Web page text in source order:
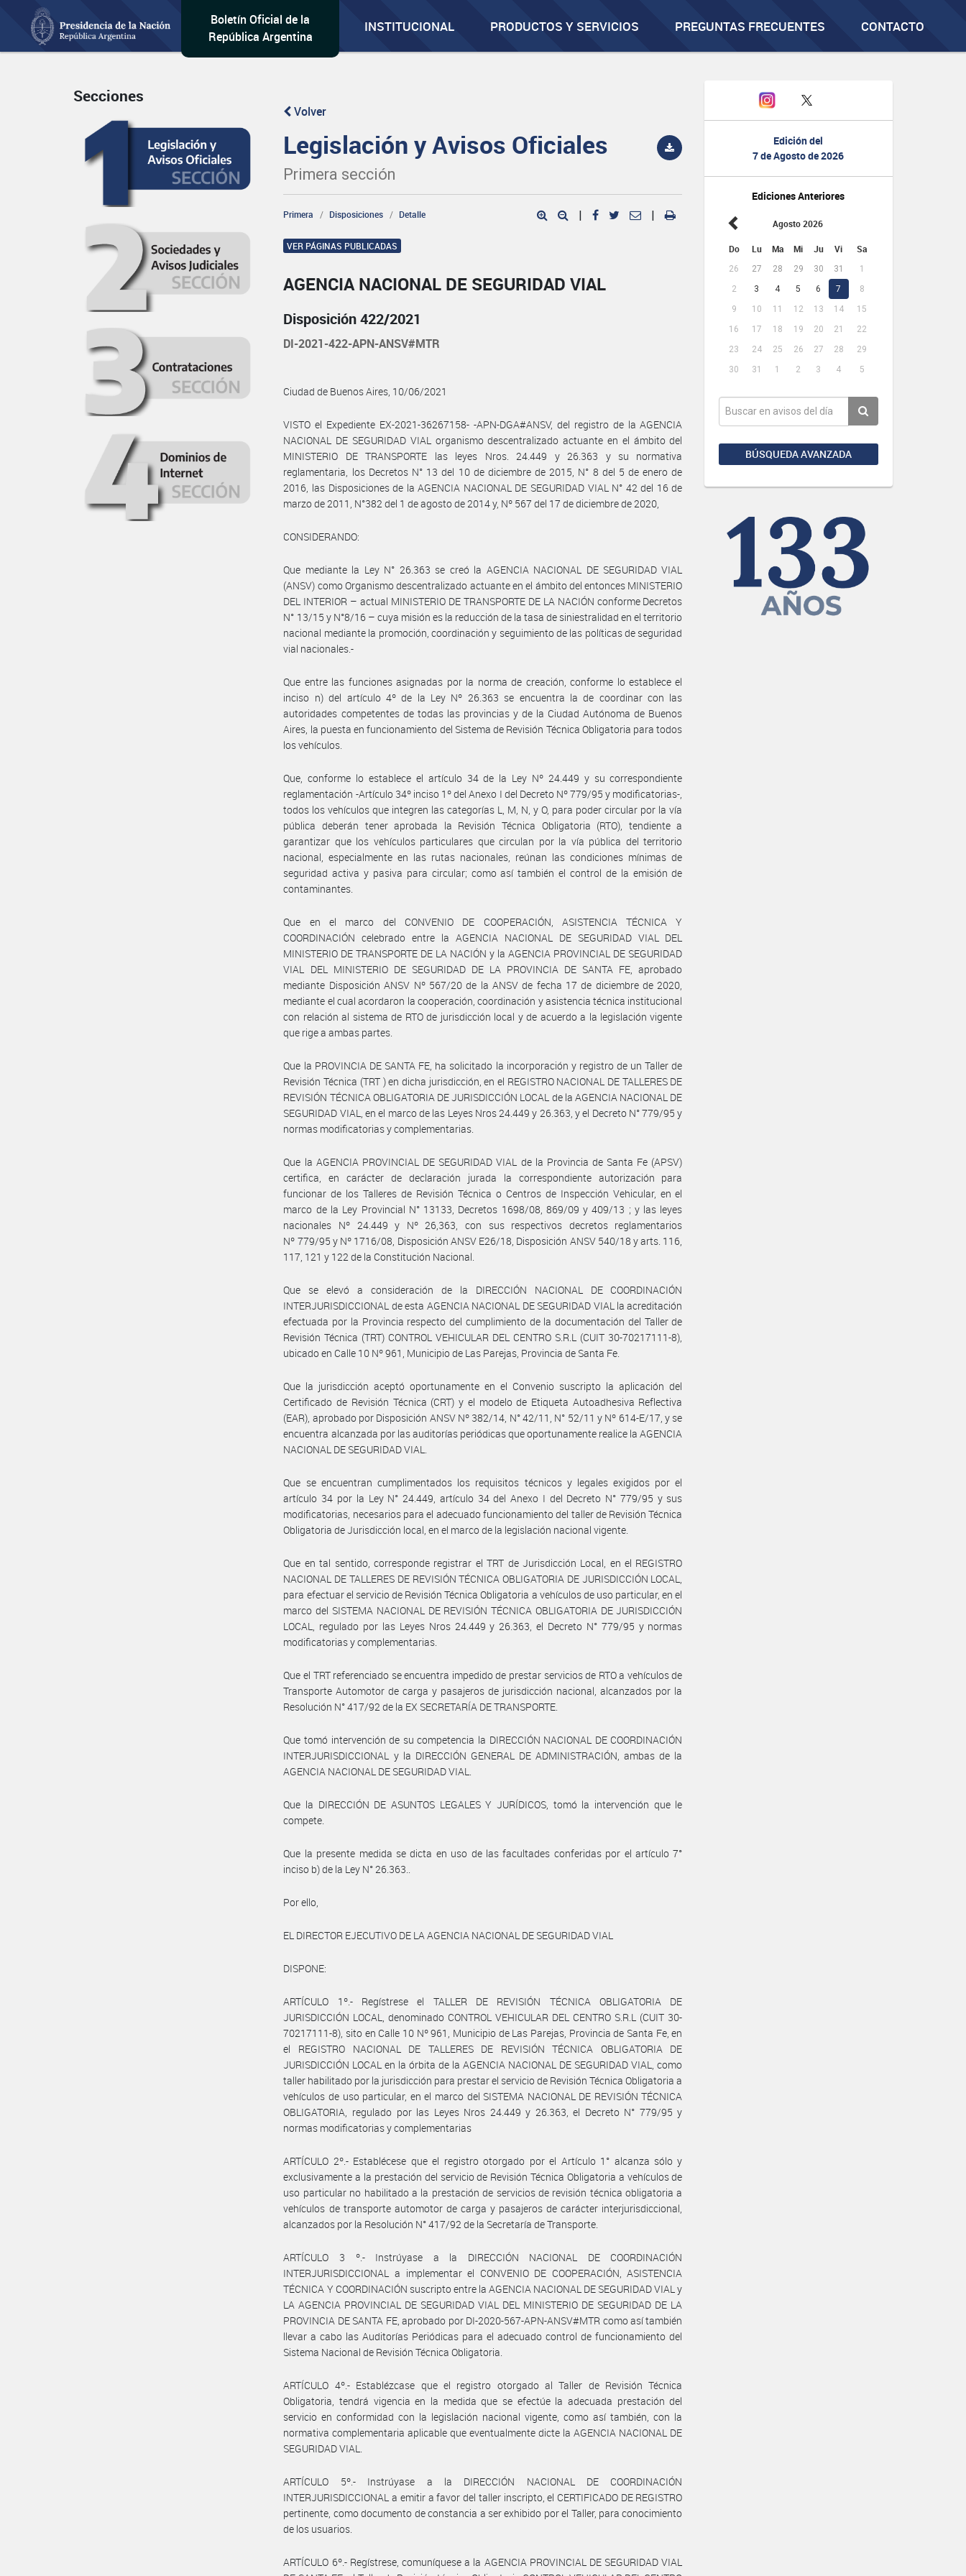
Boletín Oficial de la
República Argentina
INSTITUCIONAL PRODUCTOS Y SERVICIOS PREGUNTAS FRECUENTES CONTACTO
Edición del
7 de Agosto de 2026
Ediciones Anteriores
Agosto 2026
Do Lu Ma Mi Ju Vi Sa
26 27 28 29 30 31
1
2
3 4 5 6 7
8
9
10 11 12 13 14
15
16
17 18 19 20 21
22
23
24 25 26 27 28
29
30
31 1 2 3 4 5
BÚSQUEDA AVANZADA
Secciones
Volver
Legislación y Avisos Oficiales
Primera sección
Primera Disposiciones Detalle | |
VER PÁGINAS PUBLICADAS
AGENCIA NACIONAL DE SEGURIDAD VIAL
Disposición 422/2021
DI-2021-422-APN-ANSV#MTR
Ciudad de Buenos Aires, 10/06/2021
VISTO el Expediente EX-2021-36267158- -APN-DGA#ANSV, del registro de la AGENCIA
NACIONAL DE SEGURIDAD VIAL organismo descentralizado actuante en el ámbito del
MINISTERIO DE TRANSPORTE las leyes Nros. 24.449 y 26.363 y su normativa
reglamentaria, los Decretos N° 13 del 10 de diciembre de 2015, N° 8 del 5 de enero de
2016, las Disposiciones de la AGENCIA NACIONAL DE SEGURIDAD VIAL N° 42 del 16 de
marzo de 2011, N°382 del 1 de agosto de 2014 y, Nº 567 del 17 de diciembre de 2020,
CONSIDERANDO:
Que mediante la Ley N° 26.363 se creó la AGENCIA NACIONAL DE SEGURIDAD VIAL
(ANSV) como Organismo descentralizado actuante en el ámbito del entonces MINISTERIO
DEL INTERIOR – actual MINISTERIO DE TRANSPORTE DE LA NACIÓN conforme Decretos
N° 13/15 y N°8/16 – cuya misión es la reducción de la tasa de siniestralidad en el territorio
nacional mediante la promoción, coordinación y seguimiento de las políticas de seguridad
vial nacionales.-
Que entre las funciones asignadas por la norma de creación, conforme lo establece el
inciso n) del artículo 4º de la Ley Nº 26.363 se encuentra la de coordinar con las
autoridades competentes de todas las provincias y de la Ciudad Autónoma de Buenos
Aires, la puesta en funcionamiento del Sistema de Revisión Técnica Obligatoria para todos
los vehículos.
Que, conforme lo establece el artículo 34 de la Ley Nº 24.449 y su correspondiente
reglamentación -Artículo 34º inciso 1º del Anexo I del Decreto Nº 779/95 y modificatorias-,
todos los vehículos que integren las categorías L, M, N, y O, para poder circular por la vía
pública deberán tener aprobada la Revisión Técnica Obligatoria (RTO), tendiente a
garantizar que los vehículos particulares que circulan por la vía pública del territorio
nacional, especialmente en las rutas nacionales, reúnan las condiciones mínimas de
seguridad activa y pasiva para circular; como así también el control de la emisión de
contaminantes.
Que en el marco del CONVENIO DE COOPERACIÓN, ASISTENCIA TÉCNICA Y
COORDINACIÓN celebrado entre la AGENCIA NACIONAL DE SEGURIDAD VIAL DEL
MINISTERIO DE TRANSPORTE DE LA NACIÓN y la AGENCIA PROVINCIAL DE SEGURIDAD
VIAL DEL MINISTERIO DE SEGURIDAD DE LA PROVINCIA DE SANTA FE, aprobado
mediante Disposición ANSV Nº 567/20 de la ANSV de fecha 17 de diciembre de 2020,
mediante el cual acordaron la cooperación, coordinación y asistencia técnica institucional
con relación al sistema de RTO de jurisdicción local y de acuerdo a la legislación vigente
que rige a ambas partes.
Que la PROVINCIA DE SANTA FE, ha solicitado la incorporación y registro de un Taller de
Revisión Técnica (TRT ) en dicha jurisdicción, en el REGISTRO NACIONAL DE TALLERES DE
REVISIÓN TÉCNICA OBLIGATORIA DE JURISDICCIÓN LOCAL de la AGENCIA NACIONAL DE
SEGURIDAD VIAL, en el marco de las Leyes Nros 24.449 y 26.363, y el Decreto N° 779/95 y
normas modificatorias y complementarias.
Que la AGENCIA PROVINCIAL DE SEGURIDAD VIAL de la Provincia de Santa Fe (APSV)
certifica, en carácter de declaración jurada la correspondiente autorización para
funcionar de los Talleres de Revisión Técnica o Centros de Inspección Vehicular, en el
marco de la Ley Provincial N° 13133, Decretos 1698/08, 869/09 y 409/13 ; y las leyes
nacionales Nº 24.449 y Nº 26,363, con sus respectivos decretos reglamentarios
Nº 779/95 y Nº 1716/08, Disposición ANSV E26/18, Disposición ANSV 540/18 y arts. 116,
117, 121 y 122 de la Constitución Nacional.
Que se elevó a consideración de la DIRECCIÓN NACIONAL DE COORDINACIÓN
INTERJURISDICCIONAL de esta AGENCIA NACIONAL DE SEGURIDAD VIAL la acreditación
efectuada por la Provincia respecto del cumplimiento de la documentación del Taller de
Revisión Técnica (TRT) CONTROL VEHICULAR DEL CENTRO S.R.L (CUIT 30-70217111-8),
ubicado en Calle 10 Nº 961, Municipio de Las Parejas, Provincia de Santa Fe.
Que la jurisdicción aceptó oportunamente en el Convenio suscripto la aplicación del
Certificado de Revisión Técnica (CRT) y el modelo de Etiqueta Autoadhesiva Reflectiva
(EAR), aprobado por Disposición ANSV Nº 382/14, N° 42/11, N° 52/11 y Nº 614-E/17, y se
encuentra alcanzada por las auditorías periódicas que oportunamente realice la AGENCIA
NACIONAL DE SEGURIDAD VIAL.
Que se encuentran cumplimentados los requisitos técnicos y legales exigidos por el
artículo 34 por la Ley N° 24.449, artículo 34 del Anexo I del Decreto N° 779/95 y sus
modificatorias, necesarios para el adecuado funcionamiento del taller de Revisión Técnica
Obligatoria de Jurisdicción local, en el marco de la legislación nacional vigente.
Que en tal sentido, corresponde registrar el TRT de Jurisdicción Local, en el REGISTRO
NACIONAL DE TALLERES DE REVISIÓN TÉCNICA OBLIGATORIA DE JURISDICCIÓN LOCAL,
para efectuar el servicio de Revisión Técnica Obligatoria a vehículos de uso particular, en el
marco del SISTEMA NACIONAL DE REVISIÓN TÉCNICA OBLIGATORIA DE JURISDICCIÓN
LOCAL, regulado por las Leyes Nros 24.449 y 26.363, el Decreto N° 779/95 y normas
modificatorias y complementarias.
Que el TRT referenciado se encuentra impedido de prestar servicios de RTO a vehículos de
Transporte Automotor de carga y pasajeros de jurisdicción nacional, alcanzados por la
Resolución N° 417/92 de la EX SECRETARÍA DE TRANSPORTE.
Que tomó intervención de su competencia la DIRECCIÓN NACIONAL DE COORDINACIÓN
INTERJURISDICCIONAL y la DIRECCIÓN GENERAL DE ADMINISTRACIÓN, ambas de la
AGENCIA NACIONAL DE SEGURIDAD VIAL.
Que la DIRECCIÓN DE ASUNTOS LEGALES Y JURÍDICOS, tomó la intervención que le
compete.
Que la presente medida se dicta en uso de las facultades conferidas por el artículo 7°
inciso b) de la Ley N° 26.363..
Por ello,
EL DIRECTOR EJECUTIVO DE LA AGENCIA NACIONAL DE SEGURIDAD VIAL
DISPONE:
ARTÍCULO 1º.- Regístrese el TALLER DE REVISIÓN TÉCNICA OBLIGATORIA DE
JURISDICCIÓN LOCAL, denominado CONTROL VEHICULAR DEL CENTRO S.R.L (CUIT 30-
70217111-8), sito en Calle 10 Nº 961, Municipio de Las Parejas, Provincia de Santa Fe, en
el REGISTRO NACIONAL DE TALLERES DE REVISIÓN TÉCNICA OBLIGATORIA DE
JURISDICCIÓN LOCAL en la órbita de la AGENCIA NACIONAL DE SEGURIDAD VIAL, como
taller habilitado por la jurisdicción para prestar el servicio de Revisión Técnica Obligatoria a
vehículos de uso particular, en el marco del SISTEMA NACIONAL DE REVISIÓN TÉCNICA
OBLIGATORIA, regulado por las Leyes Nros 24.449 y 26.363, el Decreto N° 779/95 y
normas modificatorias y complementarias
ARTÍCULO 2º.- Establécese que el registro otorgado por el Artículo 1° alcanza sólo y
exclusivamente a la prestación del servicio de Revisión Técnica Obligatoria a vehículos de
uso particular no habilitado a la prestación de servicios de revisión técnica obligatoria a
vehículos de transporte automotor de carga y pasajeros de carácter interjurisdiccional,
alcanzados por la Resolución N° 417/92 de la Secretaría de Transporte.
ARTÍCULO 3 º.- Instrúyase a la DIRECCIÓN NACIONAL DE COORDINACIÓN
INTERJURISDICCIONAL a implementar el CONVENIO DE COOPERACIÓN, ASISTENCIA
TÉCNICA Y COORDINACIÓN suscripto entre la AGENCIA NACIONAL DE SEGURIDAD VIAL y
LA AGENCIA PROVINCIAL DE SEGURIDAD VIAL DEL MINISTERIO DE SEGURIDAD DE LA
PROVINCIA DE SANTA FE, aprobado por DI-2020-567-APN-ANSV#MTR como así también
llevar a cabo las Auditorías Periódicas para el adecuado control de funcionamiento del
Sistema Nacional de Revisión Técnica Obligatoria.
ARTÍCULO 4º.- Establézcase que el registro otorgado al Taller de Revisión Técnica
Obligatoria, tendrá vigencia en la medida que se efectúe la adecuada prestación del
servicio en conformidad con la legislación nacional vigente, como así también, con la
normativa complementaria aplicable que eventualmente dicte la AGENCIA NACIONAL DE
SEGURIDAD VIAL.
ARTÍCULO 5º.- Instrúyase a la DIRECCIÓN NACIONAL DE COORDINACIÓN
INTERJURISDICCIONAL a emitir a favor del taller inscripto, el CERTIFICADO DE REGISTRO
pertinente, como documento de constancia a ser exhibido por el Taller, para conocimiento
de los usuarios.
ARTÍCULO 6º.- Regístrese, comuníquese a la AGENCIA PROVINCIAL DE SEGURIDAD VIAL